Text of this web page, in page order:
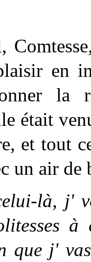
en
la
était
et tout
un air de
là, j'
que j'